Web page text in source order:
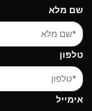
שם מלא
טלפון
אימייל